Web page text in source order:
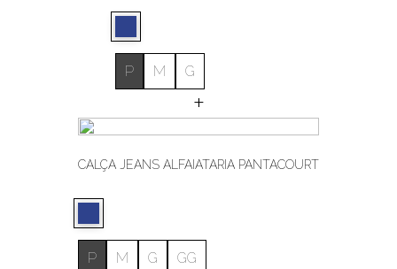
P M G
+
CALÇA JEANS ALFAIATARIA PANTACOURT
P M G GG